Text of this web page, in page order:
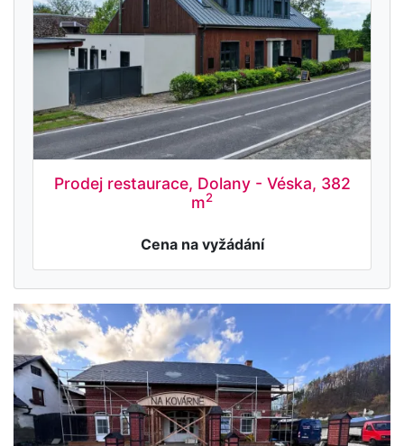
Prodej restaurace, Dolany - Véska, 382
m2
Cena na vyžádání